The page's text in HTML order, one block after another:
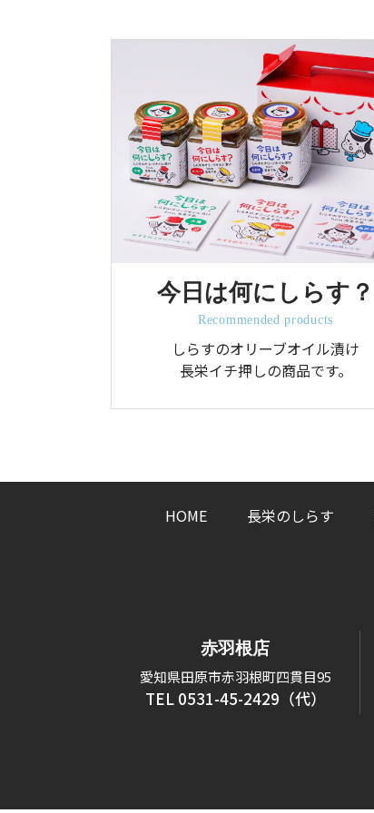
今日は何にしらす？
Recommended products
しらすのオリーブオイル漬け
長栄イチ押しの商品です。
HOME 長栄のしらす
赤羽根店
愛知県田原市赤羽根町四貫目95
TEL 0531-45-2429（代）